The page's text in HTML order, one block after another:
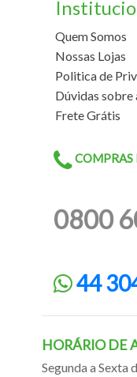
Quem Somos
Nossas Lojas
Politica de
Dúvidas sobre
Frete Grátis
0800
44
HORÁRIO DE
Segunda a Sexta